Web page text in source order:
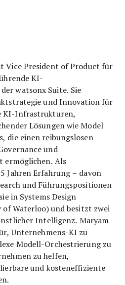
Vice President of Product für
KI-
watsonx Suite. Sie
und Innovation für
KI-Infrastrukturen,
Lösungen wie Model
die einen reibungslosen
und
Als
Jahren Erfahrung – davon
und Führungspositionen
in Systems Design
Waterloo) und besitzt zwei
Intelligenz. Maryam
Unternehmens-KI zu
Modell-Orchestrierung zu
zu helfen,
und kosteneffiziente